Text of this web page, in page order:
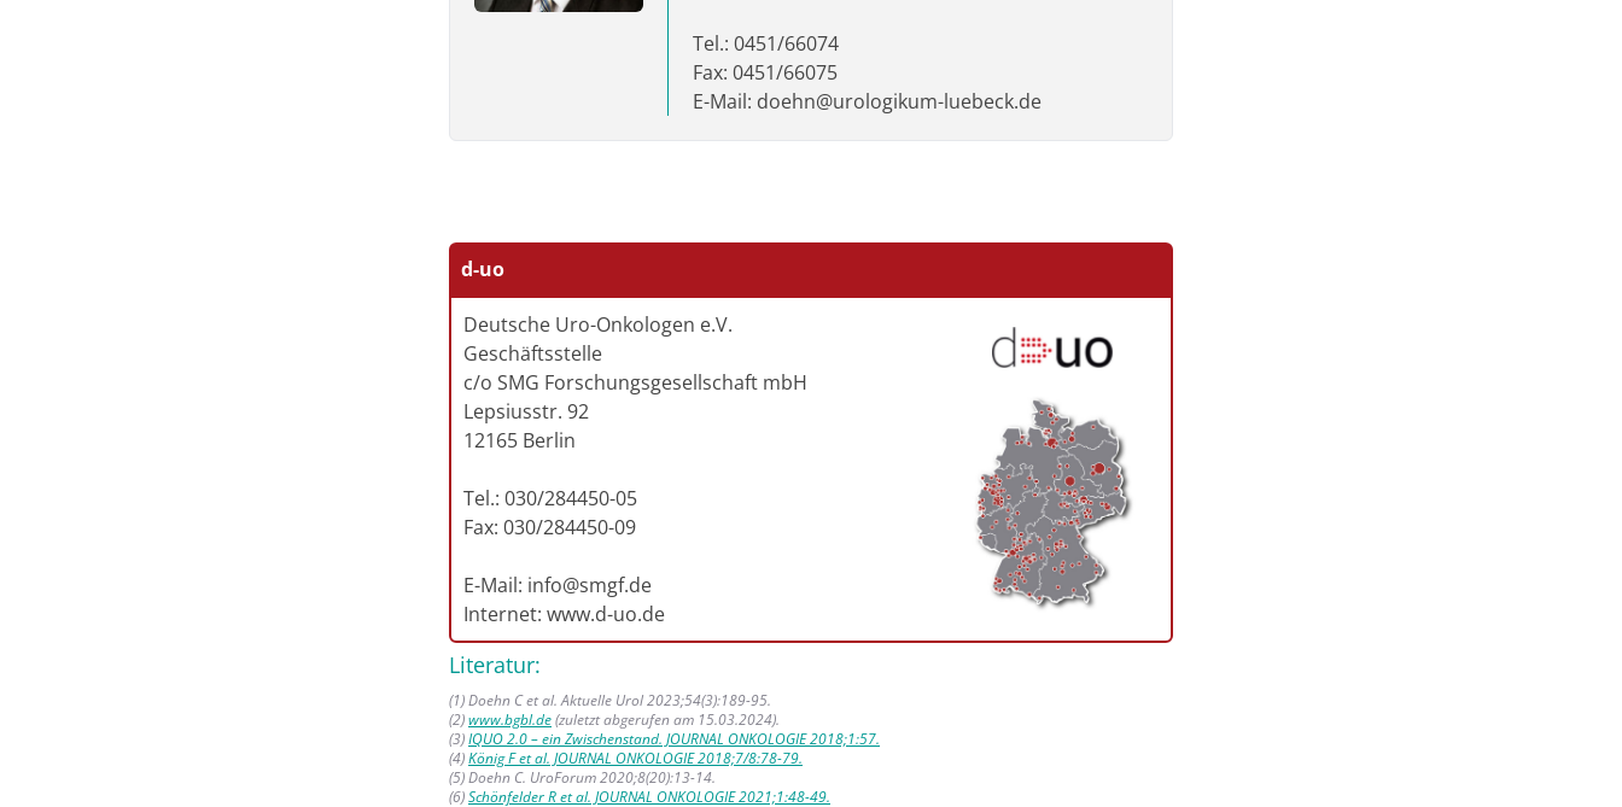
Tel.: 0451/66074
Fax: 0451/66075
E-Mail: doehn@urologikum-luebeck.de
d-uo
Deutsche Uro-Onkologen e.V.
Geschäftsstelle
c/o SMG Forschungs­gesellschaft mbH
Lepsiusstr. 92
12165 Berlin
Tel.: 030/284450-05
Fax: 030/284450-09
E-Mail: info@smgf.de
Internet: www.d-uo.de
Literatur:
(1) Doehn C et al. Aktuelle Urol 2023;54(3):189-95.
(2)www.bgbl.de(zuletzt abgerufen am 15.03.2024).
(3)IQUO 2.0 – ein Zwischenstand. JOURNAL ONKOLOGIE 2018;1:57.
(4)König F et al. JOURNAL ONKOLOGIE 2018;7/8:78-79.
(5) Doehn C. UroForum 2020;8(20):13-14.
(6)Schönfelder R et al. JOURNAL ONKOLOGIE 2021;1:48-49.